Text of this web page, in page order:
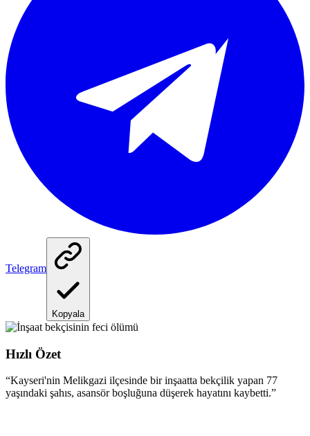
Telegram
Kopyala
Hızlı Özet
“Kayseri'nin Melikgazi ilçesinde bir inşaatta bekçilik yapan 77
yaşındaki şahıs, asansör boşluğuna düşerek hayatını kaybetti.”